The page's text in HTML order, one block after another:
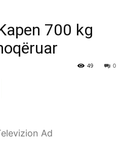
700 kg
0
49
Ad